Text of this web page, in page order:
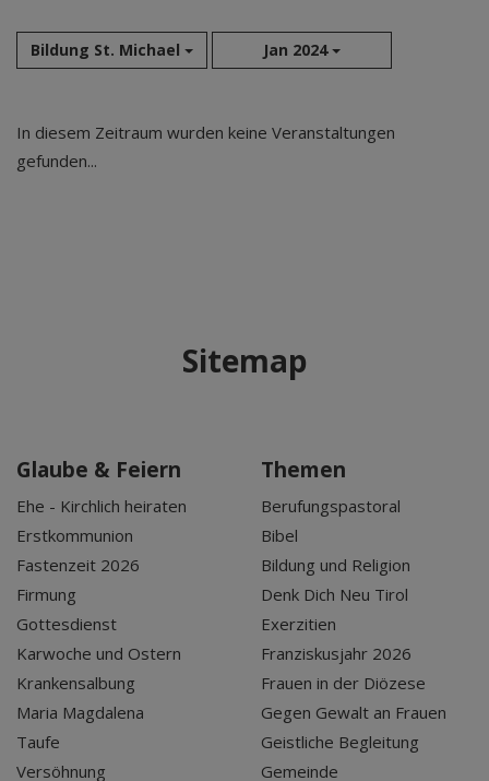
Bildung St. Michael Jan 2024
Aug 2026
Apr 2027
Mai 2027
In diesem Zeitraum wurden keine Veranstaltungen
gefunden...
Sitemap
Glaube & Feiern
Ehe - Kirchlich heiraten
Erstkommunion
Fastenzeit 2026
Firmung
Gottesdienst
Karwoche und Ostern
Krankensalbung
Maria Magdalena
Taufe
Versöhnung
Themen
Berufungspastoral
Bibel
Bildung und Religion
Denk Dich Neu Tirol
Exerzitien
Franziskusjahr 2026
Frauen in der Diözese
Gegen Gewalt an Frauen
Geistliche Begleitung
Gemeinde